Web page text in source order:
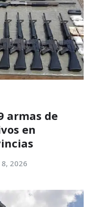
armas de
en
2026